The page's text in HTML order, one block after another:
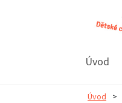
Úvod
Úvod >